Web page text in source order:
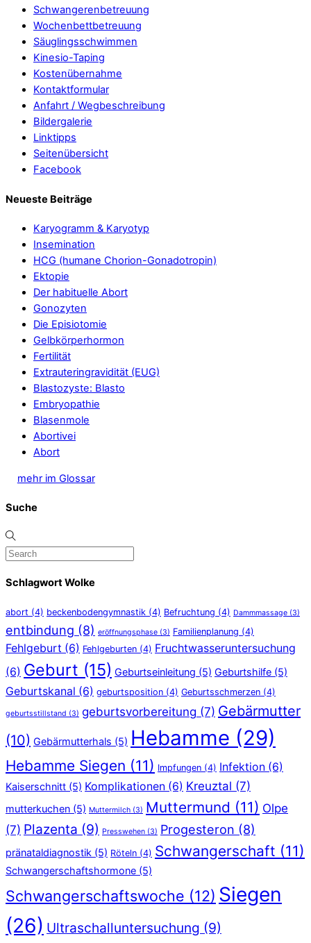
Schwangerenbetreuung
Wochenbettbetreuung
Säuglingsschwimmen
Kinesio-Taping
Kostenübernahme
Kontaktformular
Anfahrt / Wegbeschreibung
Bildergalerie
Linktipps
Seitenübersicht
Facebook
Neueste Beiträge
Karyogramm & Karyotyp
Insemination
HCG (humane Chorion-Gonadotropin)
Ektopie
Der habituelle Abort
Gonozyten
Die Episiotomie
Gelbkörperhormon
Fertilität
Extrauteringravidität (EUG)
Blastozyste: Blasto
Embryopathie
Blasenmole
Abortivei
Abort
mehr im Glossar
Suche
Schlagwort Wolke
abort (4) beckenbodengymnastik (4) Befruchtung (4) Dammmassage (3)
entbindung (8) eröffnungsphase (3) Familienplanung (4)
Fehlgeburt (6) Fehlgeburten (4) Fruchtwasseruntersuchung
(6) Geburt (15) Geburtseinleitung (5) Geburtshilfe (5)
Geburtskanal (6) geburtsposition (4) Geburtsschmerzen (4)
geburtsstillstand (3) geburtsvorbereitung (7) Gebärmutter
(10) Gebärmutterhals (5) Hebamme (29)
Hebamme Siegen (11) Impfungen (4) Infektion (6)
Kaiserschnitt (5) Komplikationen (6) Kreuztal (7)
mutterkuchen (5) Muttermilch (3) Muttermund (11) Olpe
(7) Plazenta (9) Presswehen (3) Progesteron (8)
pränataldiagnostik (5) Röteln (4) Schwangerschaft (11)
Schwangerschaftshormone (5)
Schwangerschaftswoche (12) Siegen
(26) Ultraschalluntersuchung (9)